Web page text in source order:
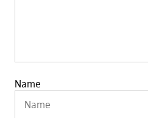
Name